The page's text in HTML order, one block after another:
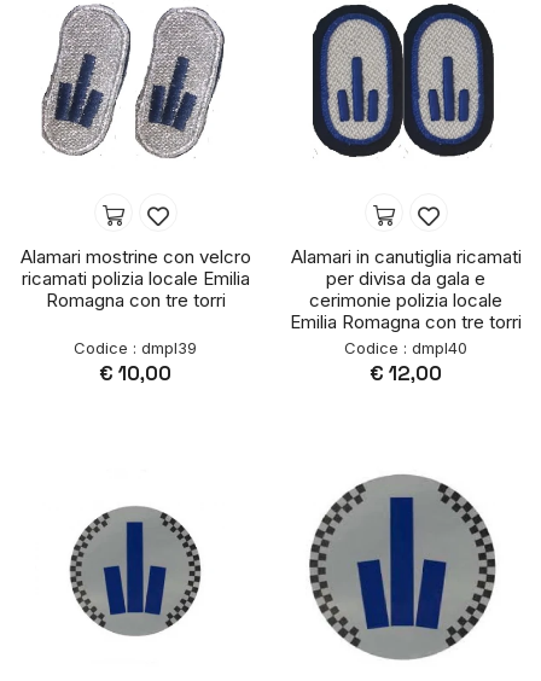
Alamari mostrine con velcro
ricamati polizia locale Emilia
Romagna con tre torri
Codice : dmpl39
€ 10,00
Alamari in canutiglia ricamati
per divisa da gala e
cerimonie polizia locale
Emilia Romagna con tre torri
Codice : dmpl40
€ 12,00